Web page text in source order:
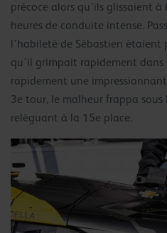
précoce alors qu’ils glissaient
heures de conduite intense.
l’habileté de Sébastien étaient
qu’il grimpait rapidement
rapidement une
3e tour, le malheur frappa sous
reléguant à la 15e place.